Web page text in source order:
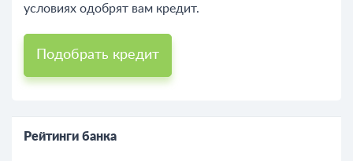
условиях одобрят вам кредит.
Подобрать кредит
Рейтинги банка